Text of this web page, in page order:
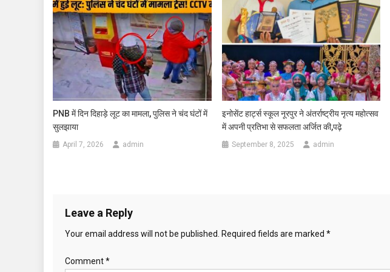
PNB में दिन दिहाड़े लूट का मामला, पुलिस ने चंद घंटों में
सुलझाया
April 7, 2026 admin
इनोसेंट हार्ट्स स्कूल नूरपुर ने अंतर्राष्ट्रीय नृत्य महोत्सव
में अपनी प्रतिभा से सफलता अर्जित की,पढ़े
September 8, 2025 admin
Leave a Reply
Your email address will not be published. Required fields are marked *
Comment*